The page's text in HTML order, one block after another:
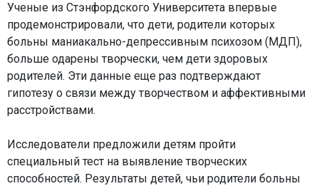
Ученые из Стэнфордского Университета впервые
продемонстрировали, что дети, родители которых
больны маниакально-депрессивным психозом (МДП),
больше одарены творчески, чем дети здоровых
родителей. Эти данные еще раз подтверждают
гипотезу о связи между творчеством и аффективными
расстройствами.
Исследователи предложили детям пройти
специальный тест на выявление творческих
способностей. Результаты детей, чьи родители больны